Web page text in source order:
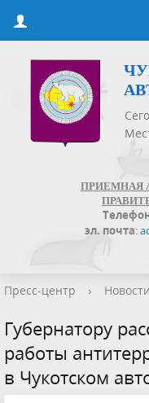
ПРИЕМНАЯ
эл. почта:
Пресс-центр ›
Губернатору
работы
в Чукотском